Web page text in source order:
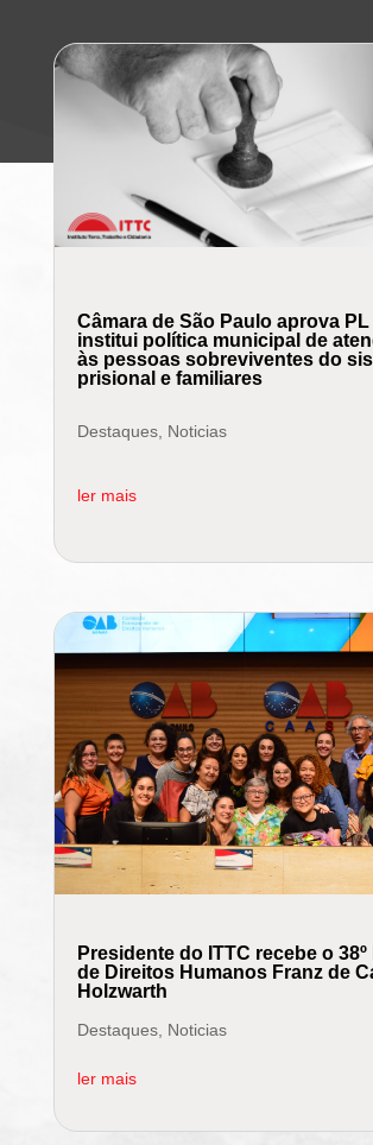
Câmara de São Paulo aprova
institui política municipal de
às pessoas sobreviventes do
prisional e familiares
Destaques, Noticias
ler mais
Presidente do ITTC recebe o
de Direitos Humanos Franz de
Holzwarth
Destaques, Noticias
ler mais